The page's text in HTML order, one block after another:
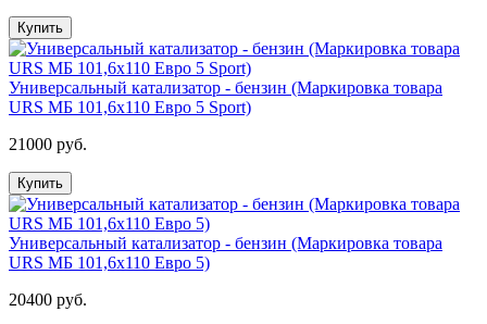
Купить
Универсальный катализатор - бензин (Маркировка товара
URS МБ 101,6х110 Евро 5 Sport)
21000 руб.
Купить
Универсальный катализатор - бензин (Маркировка товара
URS МБ 101,6х110 Евро 5)
20400 руб.